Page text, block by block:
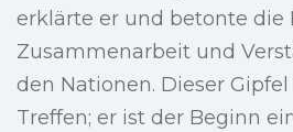
erklärte er und betonte die
Zusammenarbeit und
den Nationen. Dieser
Treffen; er ist der Beginn